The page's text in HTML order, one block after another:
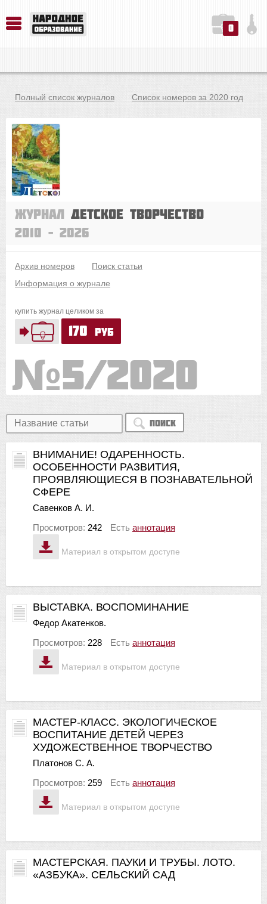
0
Полный список журналов Список номеров за 2020 год
Журнал Детское творчество
2010 – 2026
Архив номеров
Поиск статьи
Информация о журнале
купить журнал целиком за
170 руб
5/2020
Поиск
Материал в открытом доступе
ВНИМАНИЕ! ОДАРЕННОСТЬ.
ОСОБЕННОСТИ РАЗВИТИЯ,
ПРОЯВЛЯЮЩИЕСЯ В ПОЗНАВАТЕЛЬНОЙ
СФЕРЕ
Савенков А. И.
Просмотров: 242 Есть аннотация
Материал в открытом доступе
ВЫСТАВКА. ВОСПОМИНАНИЕ
Федор Акатенков.
Просмотров: 228 Есть аннотация
Материал в открытом доступе
МАСТЕР-КЛАСС. ЭКОЛОГИЧЕСКОЕ
ВОСПИТАНИЕ ДЕТЕЙ ЧЕРЕЗ
ХУДОЖЕСТВЕННОЕ ТВОРЧЕСТВО
Платонов С. А.
Просмотров: 259 Есть аннотация
МАСТЕРСКАЯ. ПАУКИ И ТРУБЫ. ЛОТО.
«АЗБУКА». СЕЛЬСКИЙ САД